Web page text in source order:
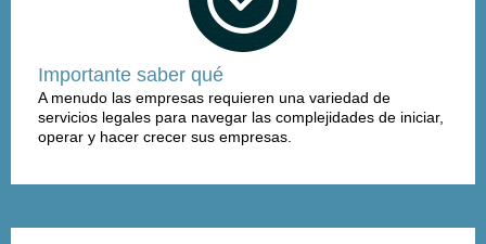
Importante saber qué
A menudo las empresas requieren una variedad de
servicios legales para navegar las complejidades de iniciar,
operar y hacer crecer sus empresas.